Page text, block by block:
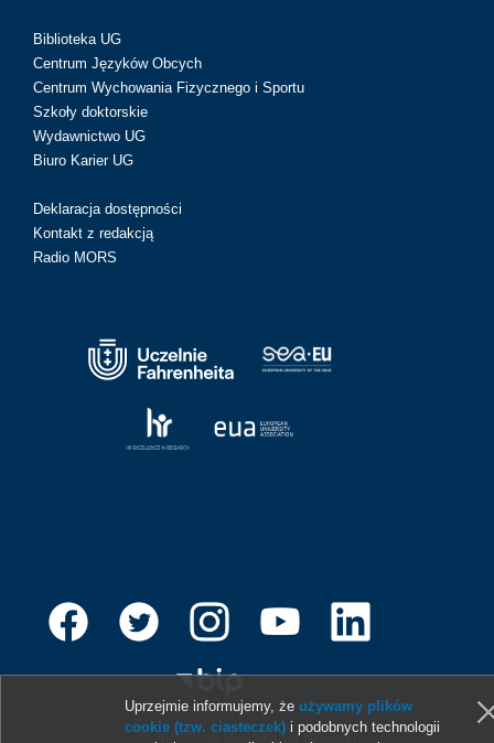
Biblioteka UG
Centrum Języków Obcych
Centrum Wychowania Fizycznego i Sportu
Szkoły doktorskie
Wydawnictwo UG
Biuro Karier UG
Deklaracja dostępności
Kontakt z redakcją
Radio MORS
© 2013-2026 Uniwersytet Gdański
Uprzejmie informujemy, że używamy plików
cookie (tzw. ciasteczek) i podobnych technologii